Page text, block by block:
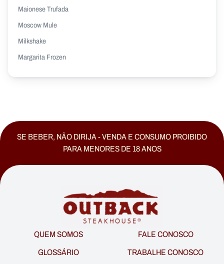
Maionese Trufada
Moscow Mule
Milkshake
Margarita Frozen
SE BEBER, NÃO DIRIJA - VENDA E CONSUMO PROIBIDO
PARA MENORES DE 18 ANOS
QUEM SOMOS
FALE CONOSCO
GLOSSÁRIO
TRABALHE CONOSCO